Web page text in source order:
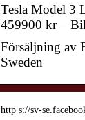
Tesla Model 3
459900 kr –
Försäljning av
Sweden
http s://sv-